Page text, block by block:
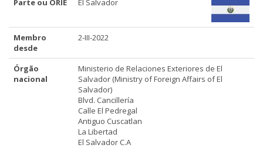
Parte ou ORIE El Salvador
Membro
desde
2-III-2022
Órgão
nacional
Ministerio de Relaciones Exteriores de El
Salvador (Ministry of Foreign Affairs of El
Salvador)
Blvd. Cancillería
Calle El Pedregal
Antiguo Cuscatlan
La Libertad
El Salvador C.A